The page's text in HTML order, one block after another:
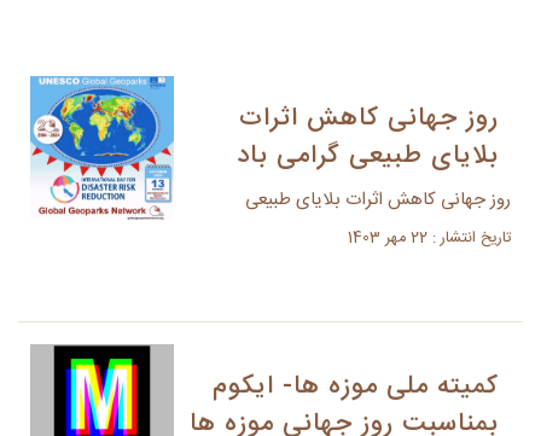
روز جهانی کاهش اثرات
بلایای طبیعی گرامی باد
روز جهانی کاهش اثرات بلایای طبیعی
تاریخ انتشار : 22 مهر 1403
کمیته ملی موزه ها- ایکوم
بمناسبت روز جهانی موزه ها